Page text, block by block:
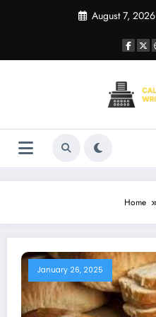
August 7, 2026
Home
January 26, 2025